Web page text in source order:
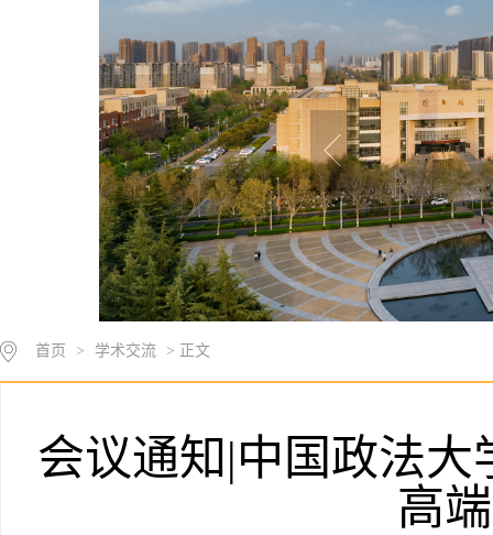
首页 > 学术交流 > 正文
会议通知|中国政法
高